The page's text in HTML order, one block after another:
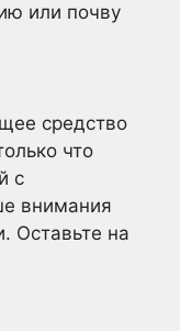
или почву
средство
что
с
внимания
Оставьте на